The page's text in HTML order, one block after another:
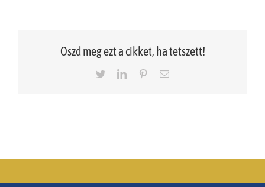
Oszd meg ezt a cikket, ha tetszett!
TwitterLinkedInPinterestEmail